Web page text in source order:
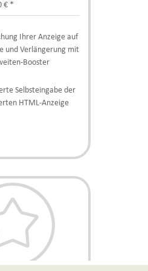
€ *
Ihrer Anzeige auf
und Verlängerung mit
Booster
Selbsteingabe der
HTML-Anzeige